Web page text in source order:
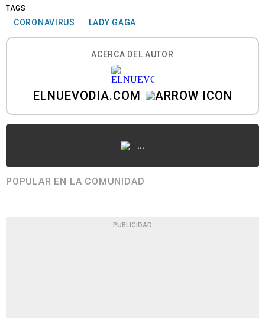
TAGS
CORONAVIRUS LADY GAGA
ACERCA DEL AUTOR
ELNUEVODIA.COM
...
POPULAR EN LA COMUNIDAD
PUBLICIDAD